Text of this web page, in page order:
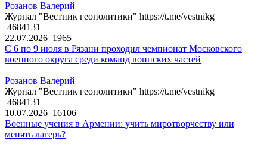
Розанов Валерий
Журнал "Вестник геополитики" https://t.me/vestnikg
4684131
22.07.2026 1965
С 6 по 9 июля в Рязани проходил чемпионат Московского
военного округа среди команд воинских частей
Розанов Валерий
Журнал "Вестник геополитики" https://t.me/vestnikg
4684131
10.07.2026 16106
Военные учения в Армении: учить миротворчеству или
менять лагерь?